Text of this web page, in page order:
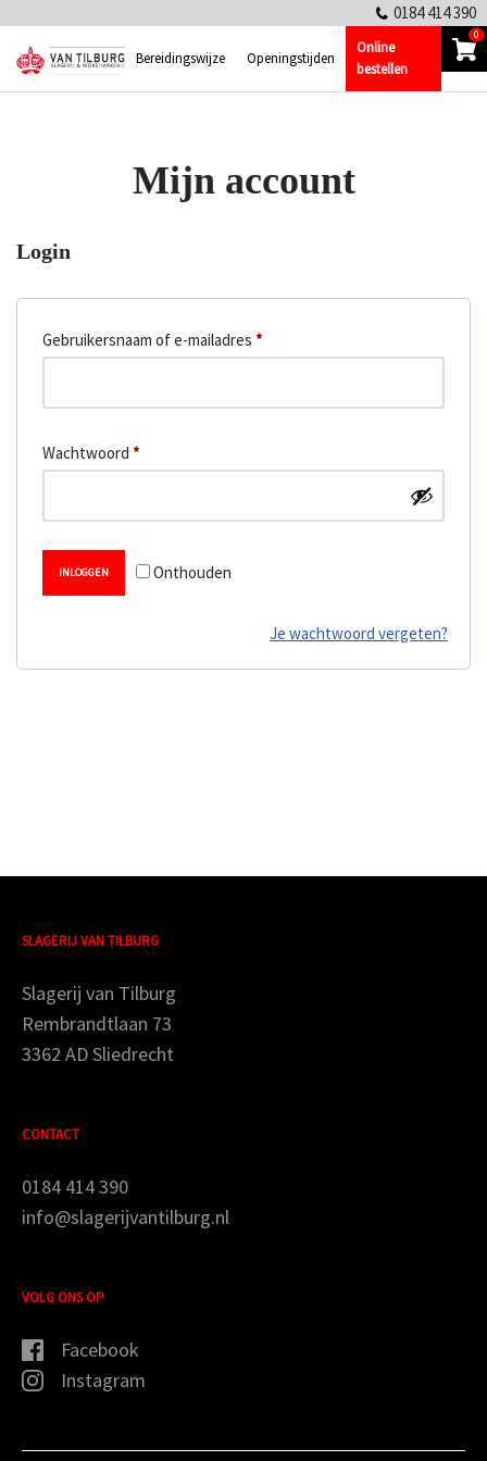
Ga
0184 414 390
Bereidingswijze Openingstijden
Online
bestellen
0
Mijn account
Login
Gebruikersnaam of e-mailadres *
Wachtwoord *
Onthouden
INLOGGEN
Je wachtwoord vergeten?
SLAGERIJ VAN TILBURG
Slagerij van Tilburg
Rembrandtlaan 73
3362 AD Sliedrecht
CONTACT
0184 414 390
info@slagerijvantilburg.nl
VOLG ONS OP
Facebook
Instagram